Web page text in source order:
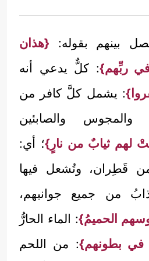
بينهم بقوله: {هذان
ربِّهم}: كلٌّ يدعي أنه
: يشمل كلَّ كافر من
والمجوس والصابئين
لهم ثيابٌ من نارٍ}؛ أي:
قَطِران، وتُشعل فيها
من جميع جوانبهم،
الحميمُ}: الماء الحارُّ
في بطونهم}: من اللحم